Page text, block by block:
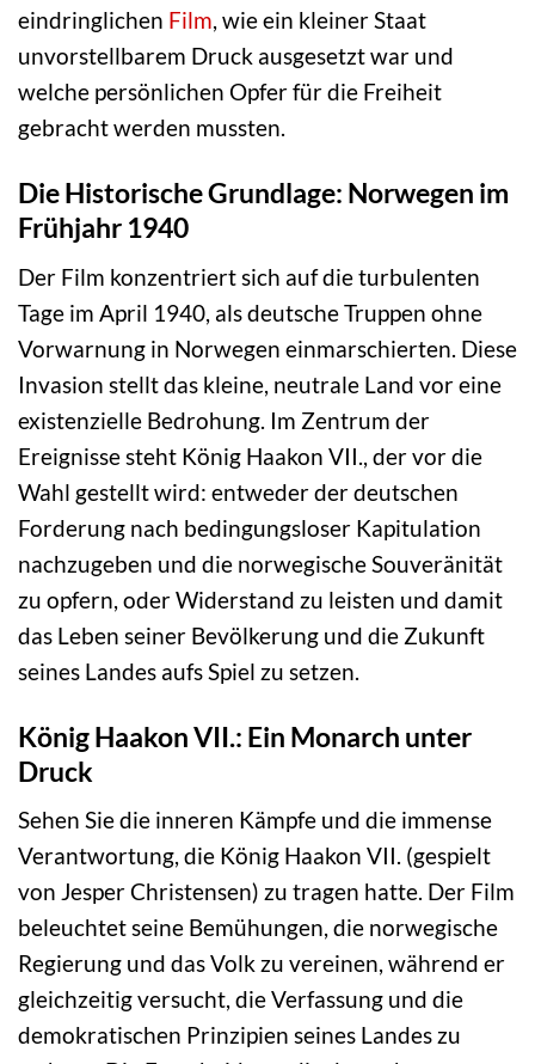
eindringlichen Film, wie ein kleiner Staat
unvorstellbarem Druck ausgesetzt war und
welche persönlichen Opfer für die Freiheit
gebracht werden mussten.
Die Historische Grundlage: Norwegen im
Frühjahr 1940
Der Film konzentriert sich auf die turbulenten
Tage im April 1940, als deutsche Truppen ohne
Vorwarnung in Norwegen einmarschierten. Diese
Invasion stellt das kleine, neutrale Land vor eine
existenzielle Bedrohung. Im Zentrum der
Ereignisse steht König Haakon VII., der vor die
Wahl gestellt wird: entweder der deutschen
Forderung nach bedingungsloser Kapitulation
nachzugeben und die norwegische Souveränität
zu opfern, oder Widerstand zu leisten und damit
das Leben seiner Bevölkerung und die Zukunft
seines Landes aufs Spiel zu setzen.
König Haakon VII.: Ein Monarch unter
Druck
Sehen Sie die inneren Kämpfe und die immense
Verantwortung, die König Haakon VII. (gespielt
von Jesper Christensen) zu tragen hatte. Der Film
beleuchtet seine Bemühungen, die norwegische
Regierung und das Volk zu vereinen, während er
gleichzeitig versucht, die Verfassung und die
demokratischen Prinzipien seines Landes zu